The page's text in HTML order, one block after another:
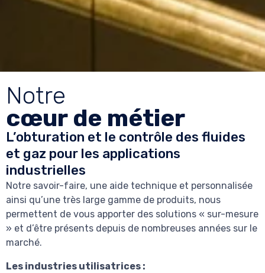
Notre
cœur de métier
L’obturation et le contrôle des fluides
et gaz pour les applications
industrielles
Notre savoir-faire, une aide technique et personnalisée
ainsi qu’une très large gamme de produits, nous
permettent de vous apporter des solutions « sur-mesure
» et d’être présents depuis de nombreuses années sur le
marché.
Les industries utilisatrices :